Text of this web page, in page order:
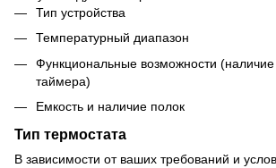
Тип устройства
Температурный диапазон
Функциональные возможности (наличие
таймера)
Емкость и наличие полок
Тип термостата
В зависимости от ваших требований и